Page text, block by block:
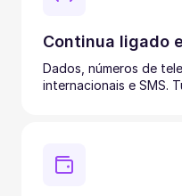
Continua ligado
Dados, números de
internacionais e SMS.